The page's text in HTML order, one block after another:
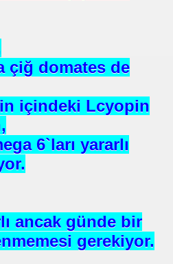
çiğ domates de
içindeki Lcyopin
6`ları yararlı
ancak günde bir
gerekiyor.
KONGRE MRK.
SUÇU NEDEN GÖNDERLDİ